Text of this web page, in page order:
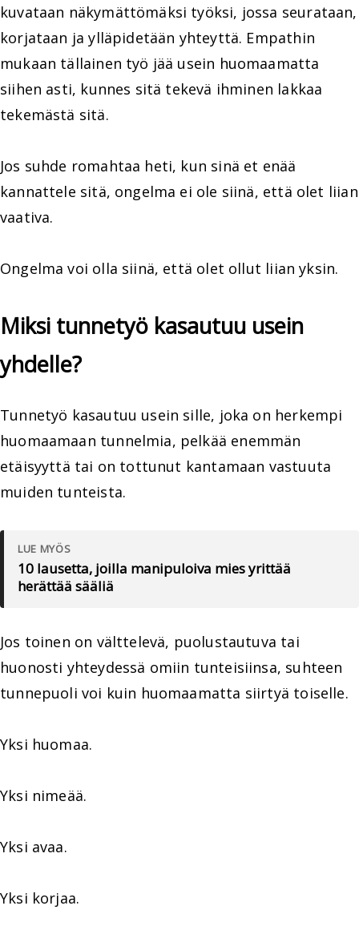
kuvataan näkymättömäksi työksi, jossa seurataan,
korjataan ja ylläpidetään yhteyttä. Empathin
mukaan tällainen työ jää usein huomaamatta
siihen asti, kunnes sitä tekevä ihminen lakkaa
tekemästä sitä.
Jos suhde romahtaa heti, kun sinä et enää
kannattele sitä, ongelma ei ole siinä, että olet liian
vaativa.
Ongelma voi olla siinä, että olet ollut liian yksin.
Miksi tunnetyö kasautuu usein
yhdelle?
Tunnetyö kasautuu usein sille, joka on herkempi
huomaamaan tunnelmia, pelkää enemmän
etäisyyttä tai on tottunut kantamaan vastuuta
muiden tunteista.
LUE MYÖS
10 lausetta, joilla manipuloiva mies yrittää
herättää sääliä
Jos toinen on välttelevä, puolustautuva tai
huonosti yhteydessä omiin tunteisiinsa, suhteen
tunnepuoli voi kuin huomaamatta siirtyä toiselle.
Yksi huomaa.
Yksi nimeää.
Yksi avaa.
Yksi korjaa.